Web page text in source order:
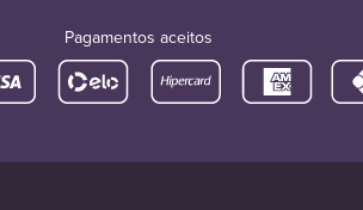
Pagamentos aceitos